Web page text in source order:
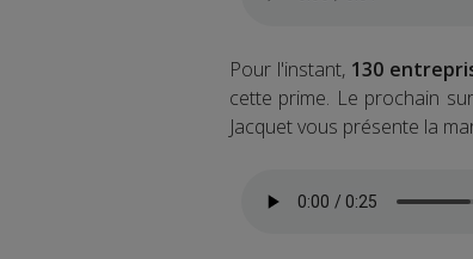
Pour l'instant, 130
cette prime. Le prochain
Jacquet vous présente la